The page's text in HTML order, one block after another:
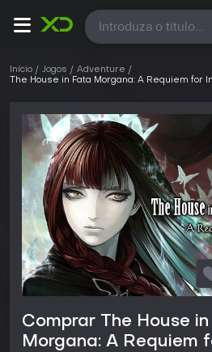
Todas
Início Jogos
Adventure
The House in Fata Morgana: A Requiem for
Comprar The House
Morgana: A Requiem